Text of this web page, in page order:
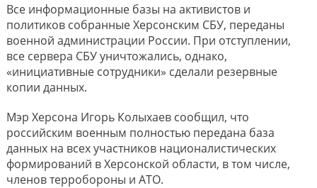
Все информационные базы на активистов и
политиков собранные Херсонским СБУ, переданы
военной администрации России. При отступлении,
все сервера СБУ уничтожались, однако,
«инициативные сотрудники» сделали резервные
копии данных.
Мэр Херсона Игорь Колыхаев сообщил, что
российским военным полностью передана база
данных на всех участников националистических
формирований в Херсонской области, в том числе,
членов терробороны и АТО.